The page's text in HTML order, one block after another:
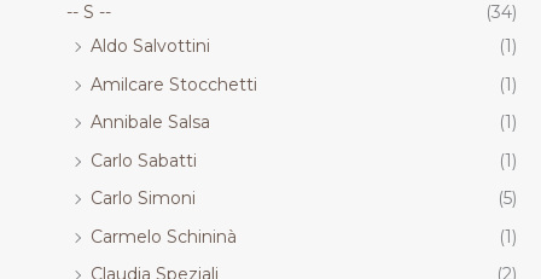
-- S --
(34)
Aldo Salvottini
(1)
Amilcare Stocchetti
(1)
Annibale Salsa
(1)
Carlo Sabatti
(1)
Carlo Simoni
(5)
Carmelo Schininà
(1)
Claudia Speziali
(2)